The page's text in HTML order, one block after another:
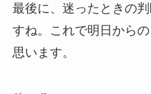
最後に、迷ったときの
すね。これで明日から
思います。